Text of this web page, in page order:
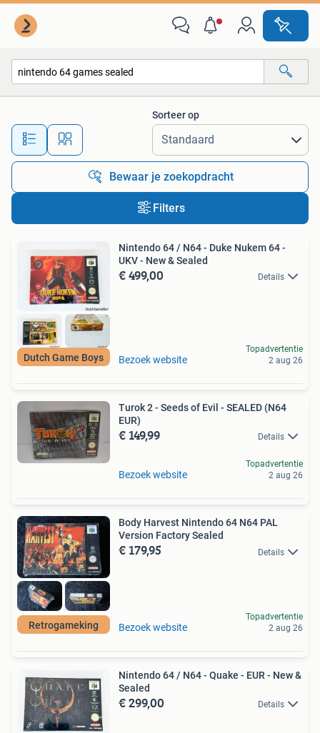
Alle afstanden…
Sorteer op
Bewaar je zoekopdracht
Filters
Dutch Game Boys
Nintendo 64 / N64 - Duke Nukem 64 -
UKV - New & Sealed
€ 499,00 Details
Bezoek website
Topadvertentie
2 aug 26
Turok 2 - Seeds of Evil - SEALED (N64
EUR)
€ 149,99 Details
Bezoek website
Topadvertentie
2 aug 26
Retrogameking
Body Harvest Nintendo 64 N64 PAL
Version Factory Sealed
€ 179,95 Details
Bezoek website
Topadvertentie
2 aug 26
Nintendo 64 / N64 - Quake - EUR - New &
Sealed
€ 299,00 Details